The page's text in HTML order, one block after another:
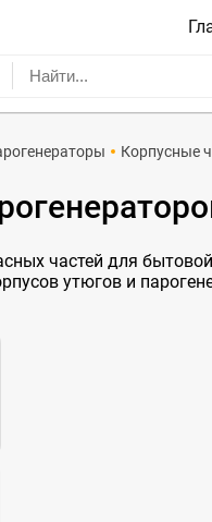
Корпусные
частей для
утюгов и